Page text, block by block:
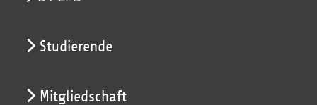
Studierende
Mitgliedschaft